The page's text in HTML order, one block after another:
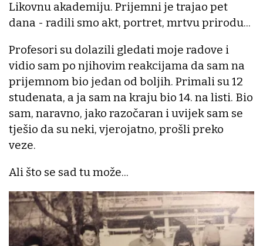
Likovnu akademiju. Prijemni je trajao pet
dana - radili smo akt, portret, mrtvu prirodu...
Profesori su dolazili gledati moje radove i
vidio sam po njihovim reakcijama da sam na
prijemnom bio jedan od boljih. Primali su 12
studenata, a ja sam na kraju bio 14. na listi. Bio
sam, naravno, jako razočaran i uvijek sam se
tješio da su neki, vjerojatno, prošli preko
veze.
Ali što se sad tu može...